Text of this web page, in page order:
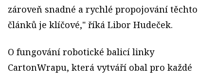
zároveň snadné a rychlé propojování těchto
článků je klíčové," říká Libor Hudeček.
O fungování robotické balicí linky
CartonWrapu, která vytváří obal pro každé